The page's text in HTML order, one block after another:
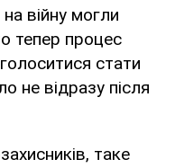
війну могли
тепер процес
стати
не відразу після
таке